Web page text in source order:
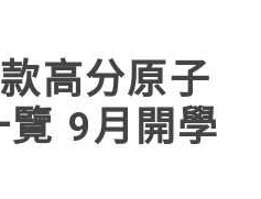
高分原子
9月開學